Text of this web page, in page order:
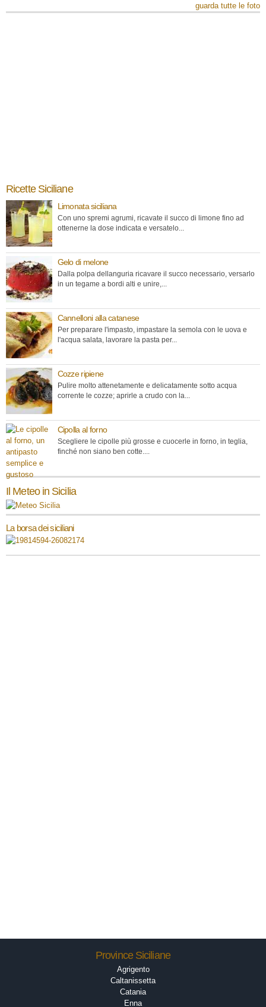
guarda tutte le foto
Ricette Siciliane
Limonata siciliana
Con uno spremi agrumi, ricavate il succo di limone fino ad
ottenerne la dose indicata e versatelo...
Gelo di melone
Dalla polpa dellanguria ricavare il succo necessario, versarlo
in un tegame a bordi alti e unire,...
Cannelloni alla catanese
Per preparare l'impasto, impastare la semola con le uova e
l'acqua salata, lavorare la pasta per...
Cozze ripiene
Pulire molto attenetamente e delicatamente sotto acqua
corrente le cozze; aprirle a crudo con la...
Cipolla al forno
Scegliere le cipolle più grosse e cuocerle in forno, in teglia,
finché non siano ben cotte....
Il Meteo in Sicilia
La borsa dei siciliani
Province Siciliane
Agrigento
Caltanissetta
Catania
Enna